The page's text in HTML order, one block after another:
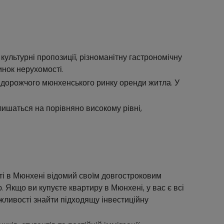
пропозиції, різноманітну гастрономічну
нерухомості.
мюнхенського ринку оренди житла. У
на порівняно високому рівні,
в Мюнхені відомий своїм довгостроковим
ви купуєте квартиру в Мюнхені, у вас є всі
знайти підходящу інвестиційну